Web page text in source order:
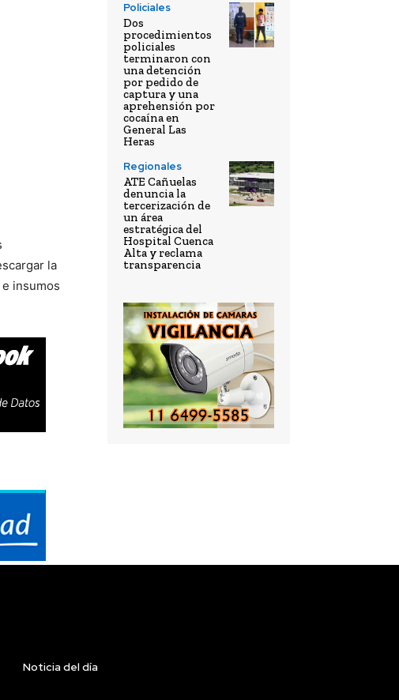
la
insumos
Policiales
Dos
procedimientos
policiales
terminaron con
una detención
por pedido de
captura y una
aprehensión por
cocaína en
General Las
Heras
Regionales
ATE Cañuelas
denuncia la
tercerización de
un área
estratégica del
Hospital Cuenca
Alta y reclama
transparencia
Noticia del día